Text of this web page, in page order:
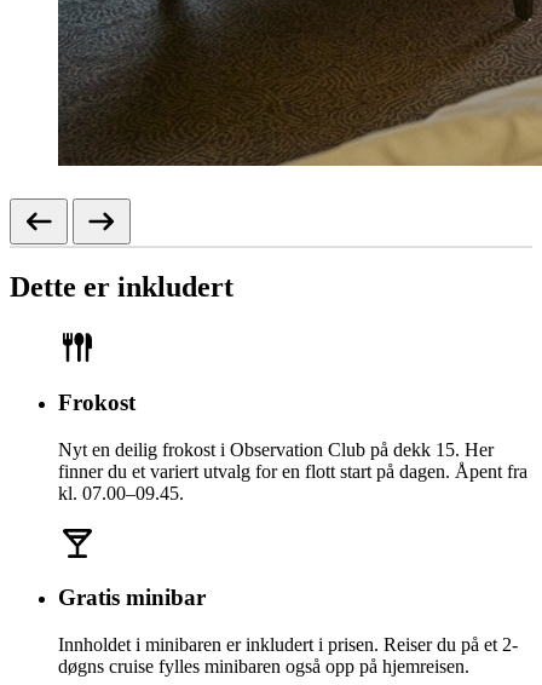
Dette er inkludert
Frokost
Nyt en deilig frokost i Observation Club på dekk 15. Her
finner du et variert utvalg for en flott start på dagen. Åpent fra
kl. 07.00–09.45.
Gratis minibar
Innholdet i minibaren er inkludert i prisen. Reiser du på et 2-
døgns cruise fylles minibaren også opp på hjemreisen.